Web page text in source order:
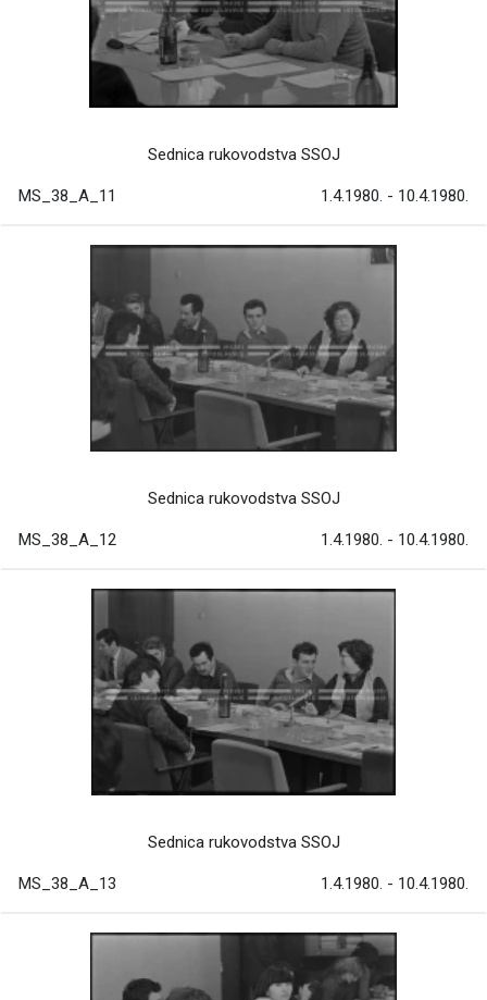
Sednica rukovodstva SSOJ
MS_38_A_11 1.4.1980. - 10.4.1980.
Sednica rukovodstva SSOJ
MS_38_A_12 1.4.1980. - 10.4.1980.
Sednica rukovodstva SSOJ
MS_38_A_13 1.4.1980. - 10.4.1980.